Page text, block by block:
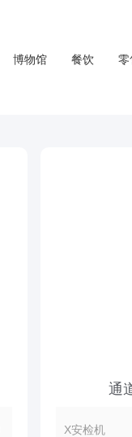
博物馆 餐饮 零
通
X安检机